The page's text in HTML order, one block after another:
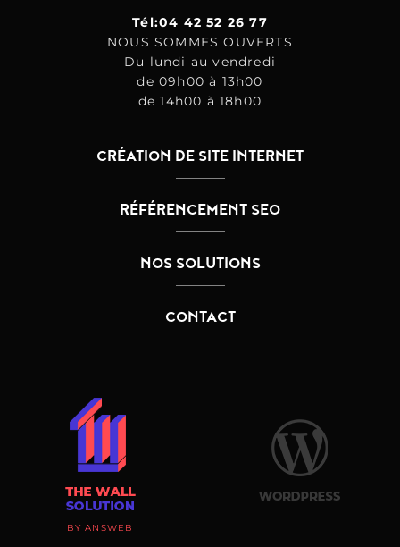
Tél:04 42 52 26 77
NOUS SOMMES OUVERTS
Du lundi au vendredi
de 09h00 à 13h00
de 14h00 à 18h00
CRÉATION DE SITE INTERNET
RÉFÉRENCEMENT SEO
NOS SOLUTIONS
CONTACT
BY ANSWEB